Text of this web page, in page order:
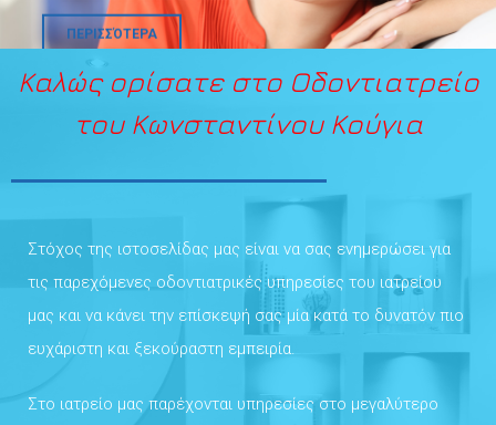
ΠΕΡΙΣΣΌΤΕΡΑ
Καλώς ορίσατε στο Οδοντιατρείο
του Κωνσταντίνου Κούγια
Στόχος της ιστοσελίδας μας είναι να σας ενημερώσει για
τις παρεχόμενες οδοντιατρικές υπηρεσίες του ιατρείου
μας και να κάνει την επίσκεψή σας μία κατά το δυνατόν πιο
ευχάριστη και ξεκούραστη εμπειρία.
Στο ιατρείο μας παρέχονται υπηρεσίες στο μεγαλύτερο